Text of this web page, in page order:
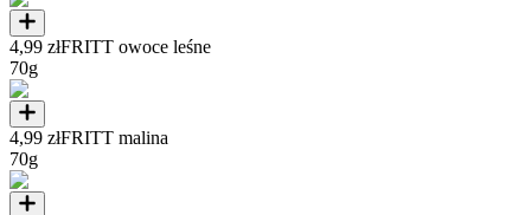
4,99 złFRITT owoce leśne
70g
4,99 złFRITT malina
70g